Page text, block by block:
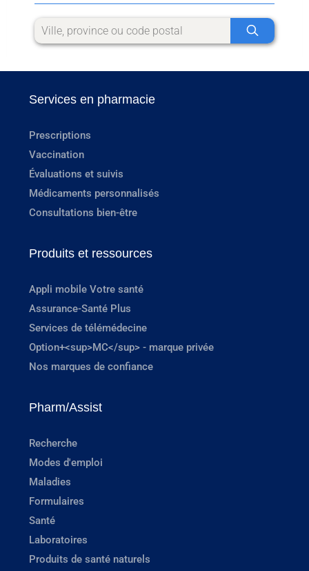
Services en pharmacie
Prescriptions
Vaccination
Évaluations et suivis
Médicaments personnalisés
Consultations bien-être
Produits et ressources
Appli mobile Votre santé
Assurance-Santé Plus
Services de télémédecine
Option+<sup>MC</sup> - marque privée
Nos marques de confiance
Pharm/Assist
Recherche
Modes d'emploi
Maladies
Formulaires
Santé
Laboratoires
Produits de santé naturels